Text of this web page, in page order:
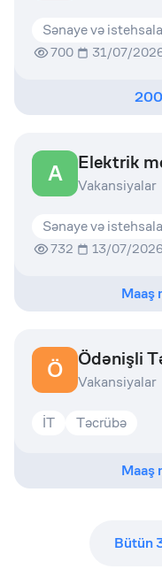
Sənaye və
700 31/07/
A Elektrik
Vakansiyalar
Sənaye və
732 13/07/2026
Maaş
Ö Ödənişli
Vakansiyalar
İT Təcrübə
Maaş
Bütün